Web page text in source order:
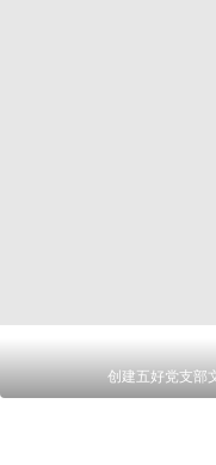
创建五好党支部